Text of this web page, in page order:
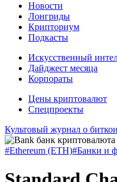
Новости
Лонгриды
Крипториум
Подкасты
Искусственный
Дайджест месяца
Корпораты
Цены криптовалют
Спецпроекты
Культовый журнал о
#Ethereum (ETH)#Банки и